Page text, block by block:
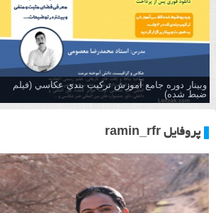
وبینار دوره جامع آموزش تركيب بندي عكاسي (فیلم
ضبط شده)
پروفایل ramin_rfr